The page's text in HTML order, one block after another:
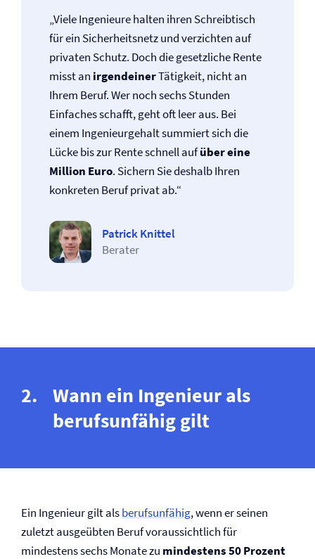
„Viele Ingenieure halten ihren Schreibtisch
für ein Sicherheitsnetz und verzichten auf
privaten Schutz. Doch die gesetzliche Rente
misst an irgendeinerTätigkeit, nicht an
Ihrem Beruf. Wer noch sechs Stunden
Einfaches schafft, geht oft leer aus. Bei
einem Ingenieurgehalt summiert sich die
Lücke bis zur Rente schnell aufüber eine
Million Euro. Sichern Sie deshalb Ihren
konkreten Beruf privat ab.“
Patrick Knittel
Berater
Wann ein Ingenieur als
berufsunfähig gilt
Ein Ingenieur gilt alsberufsunfähig, wenn er seinen
zuletzt ausgeübten Beruf voraussichtlich für
mindestens sechs Monate zu mindestens 50 Prozent